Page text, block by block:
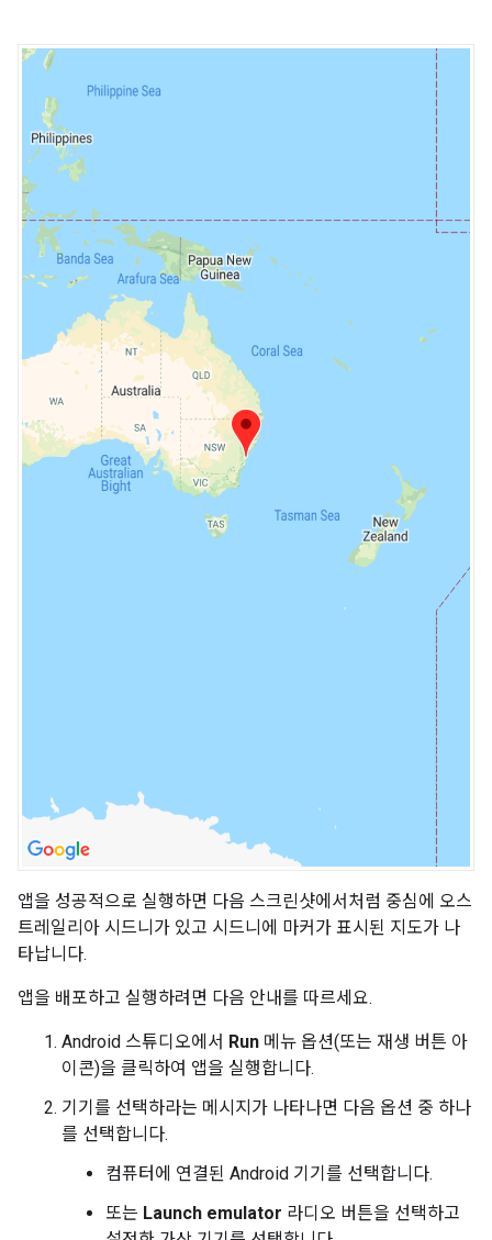
앱을 성공적으로 실행하면 다음 스크린샷에서처럼 중심에 오스
트레일리아 시드니가 있고 시드니에 마커가 표시된 지도가 나
타납니다.
앱을 배포하고 실행하려면 다음 안내를 따르세요.
Android 스튜디오에서 Run 메뉴 옵션(또는 재생 버튼 아
이콘)을 클릭하여 앱을 실행합니다.
기기를 선택하라는 메시지가 나타나면 다음 옵션 중 하나
를 선택합니다.
컴퓨터에 연결된 Android 기기를 선택합니다.
또는 Launch emulator 라디오 버튼을 선택하고